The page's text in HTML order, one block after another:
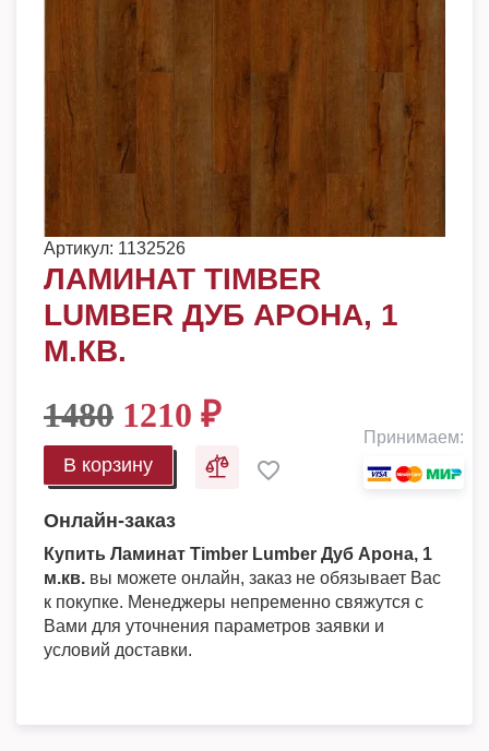
Артикул: 1132526
ЛАМИНАТ TIMBER
LUMBER ДУБ АРОНА, 1
М.КВ.
1480 1210 ₽
В корзину
Принимаем:
Онлайн-заказ
Купить Ламинат Timber Lumber Дуб Арона, 1
м.кв. вы можете онлайн, заказ не обязывает Вас
к покупке. Менеджеры непременно свяжутся с
Вами для уточнения параметров заявки и
условий доставки.